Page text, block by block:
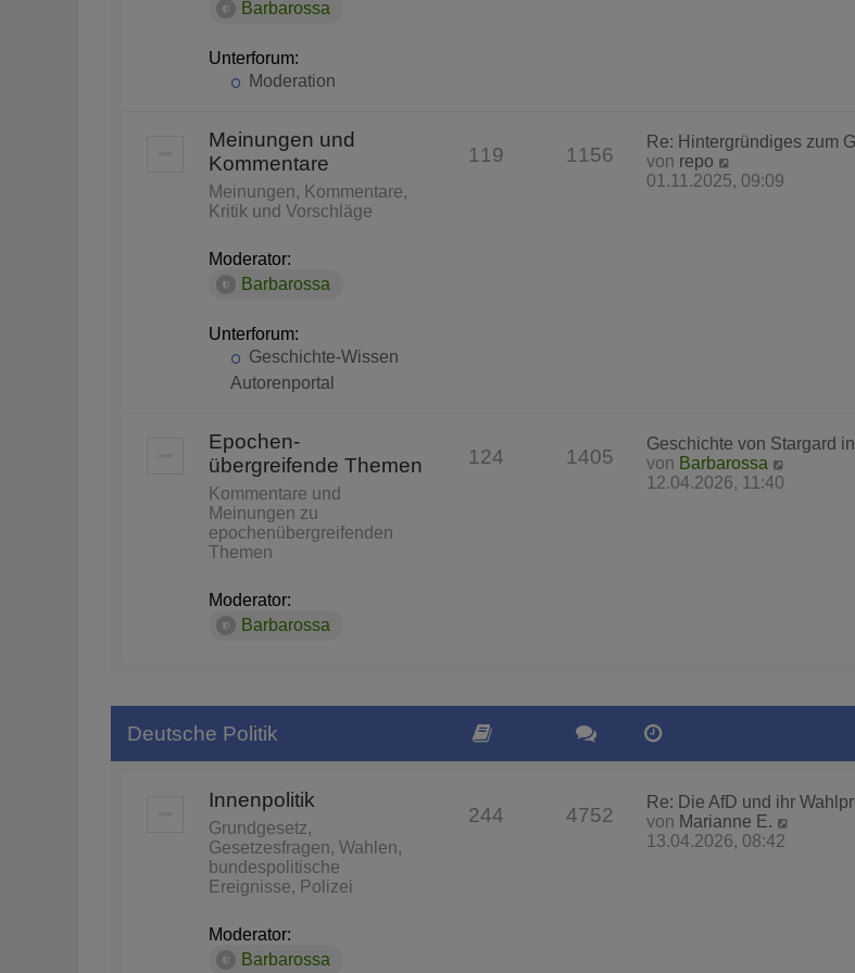
Barbarossa
Unterforum:
Moderation
g
Meinungen und
Kommentare
Meinungen, Kommentare,
Kritik und Vorschläge
Moderator:
Barbarossa
Unterforum:
Geschichte-Wissen
Autorenportal
119 1156
Re: Hintergründiges zum
von repo
e
01.11.2025, 09:09
Epochen-
übergreifende Themen
Kommentare und
Meinungen zu
epochenübergreifenden
Themen
Moderator:
Barbarossa
124 1405
Geschichte von Stargard
von Barbarossa
12.04.2026, 11:40
Deutsche Politik
Innenpolitik
Grundgesetz,
Gesetzesfragen, Wahlen,
bundespolitische
Ereignisse, Polizei
Moderator:
Barbarossa
244 4752
Re: Die AfD und ihr
von Marianne E.
13.04.2026, 08:42